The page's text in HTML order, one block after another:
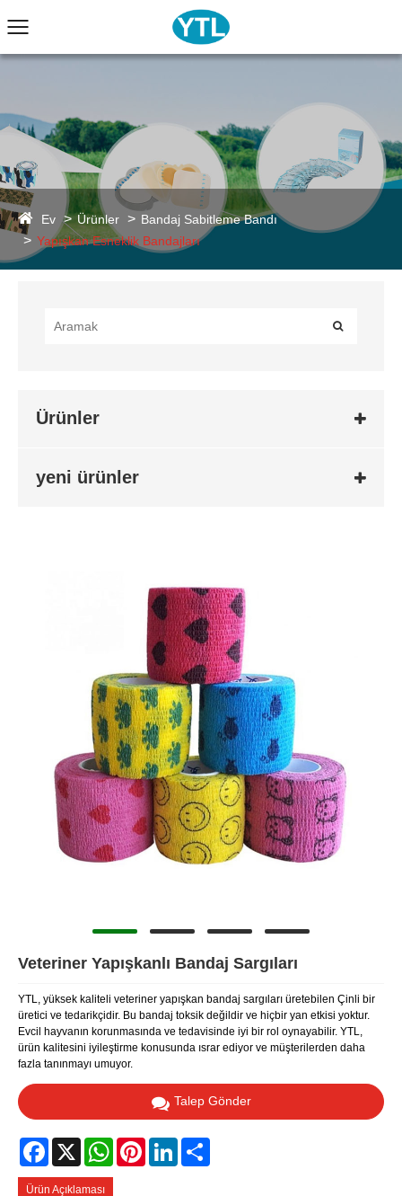
Ev Ürünler
Bandaj Sabitleme Bandı
Yapışkan Esneklik Bandajları
Ürünler
yeni ürünler
Veteriner Yapışkanlı Bandaj Sargıları
YTL, yüksek kaliteli veteriner yapışkan bandaj sargıları üretebilen Çinli bir
üretici ve tedarikçidir. Bu bandaj toksik değildir ve hiçbir yan etkisi yoktur.
Evcil hayvanın korunmasında ve tedavisinde iyi bir rol oynayabilir. YTL,
ürün kalitesini iyileştirme konusunda ısrar ediyor ve müşterilerden daha
fazla tanınmayı umuyor.
Talep Gönder
Facebook
X WhatsAppPinterestLinkedIn
Ürün Açıklaması